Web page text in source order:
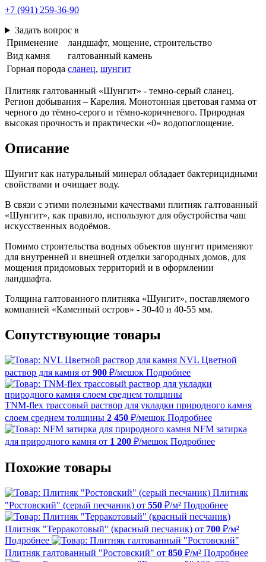
+7 (991) 259-36-90
Задать вопрос в
Применение
ландшафт, мощение, строительство
Вид камня
галтованный камень
Горная порода сланец, шунгит
Плитняк галтованный «Шунгит» - темно-серый сланец.
Регион добывания – Карелия. Монотонная цветовая гамма от
черного до тёмно-серого и тёмно-коричневого. Природная
высокая прочность и практически «0» водопоглощение.
Описание
Шунгит как натуральный минерал обладает бактерицидными
свойствами и очищает воду.
В связи с этими полезными качествами плитняк галтованный
«Шунгит», как правило, используют для обустройства чаш
искусственных водоёмов.
Помимо строительства водных объектов шунгит применяют
для внутренней и внешней отделки загородных домов, для
мощения придомовых территорий и в оформлении
ландшафта.
Толщина галтованного плитняка «Шунгит», поставляемого
компанией «Каменный остров» - 30-40 и 40-55 мм.
Сопутствующие товары
NVL Цветной
раствор для камня от 900 ₽/мешок Подробнее
TNM-flex трассовый раствор для укладки природного камня
слоем среднем толщины 2 450 ₽/мешок Подробнее
NFM затирка
для природного камня от 1 200 ₽/мешок Подробнее
Похожие товары
Плитняк
"Ростовский" (серый песчаник) от 550 ₽/м² Подробнее
Плитняк "Терракотовый" (красный песчаник) от 700 ₽/м²
Подробнее
Плитняк галтованный "Ростовский" от 850 ₽/м² Подробнее